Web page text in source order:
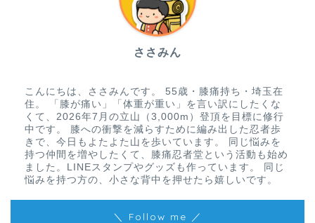
ささみん
こんにちは、ささみんです。 55歳・膝痛持ち・埼玉在
住。 「膝が痛い」「体重が重い」を言い訳にしたくな
くて、2026年7月の立山（3,000m）登頂を目標に修行
中です。 膝への衝撃を減らすために編み出した忍者歩
きで、今日もよたよた山を歩いています。 同じ悩みを
持つ仲間を増やしたくて、膝痛忍者堂という活動も始め
ました。LINEスタンプやグッズも作っています。 同じ
悩みを持つ方の、小さな背中を押せたら嬉しいです。
＼ Follow me ／